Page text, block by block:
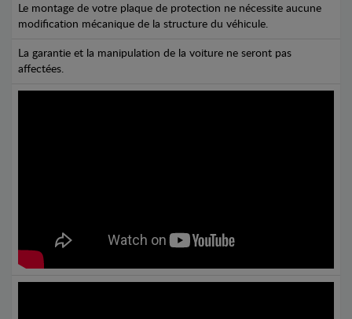
Le montage de votre plaque de protection ne nécessite aucune
modification mécanique de la structure du véhicule.
La garantie et la manipulation de la voiture ne seront pas
affectées.